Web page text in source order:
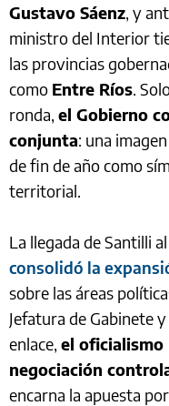
Gustavo Sáenz, y
ministro del Interior
las provincias
como Entre Ríos.
ronda, el Gobierno
conjunta: una
de fin de año como
territorial.
La llegada de Santilli
consolidó la
sobre las áreas
Jefatura de Gabinete
enlace, el oficialismo
negociación
encarna la apuesta